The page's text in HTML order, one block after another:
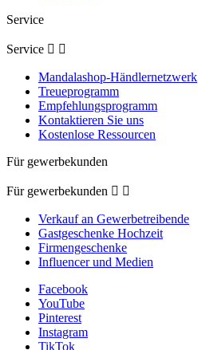
Service
Service  
Mandalashop-Händlernetzwerk
Treueprogramm
Empfehlungsprogramm
Kontaktieren Sie uns
Kostenlose Ressourcen
Für gewerbekunden
Für gewerbekunden  
Verkauf an Gewerbetreibende
Gastgeschenke Hochzeit
Firmengeschenke
Influencer und Medien
Facebook
YouTube
Pinterest
Instagram
TikTok